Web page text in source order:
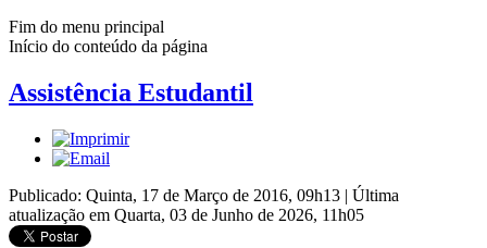
Fim do menu principal
Início do conteúdo da página
Assistência Estudantil
Publicado: Quinta, 17 de Março de 2016, 09h13 | Última
atualização em Quarta, 03 de Junho de 2026, 11h05